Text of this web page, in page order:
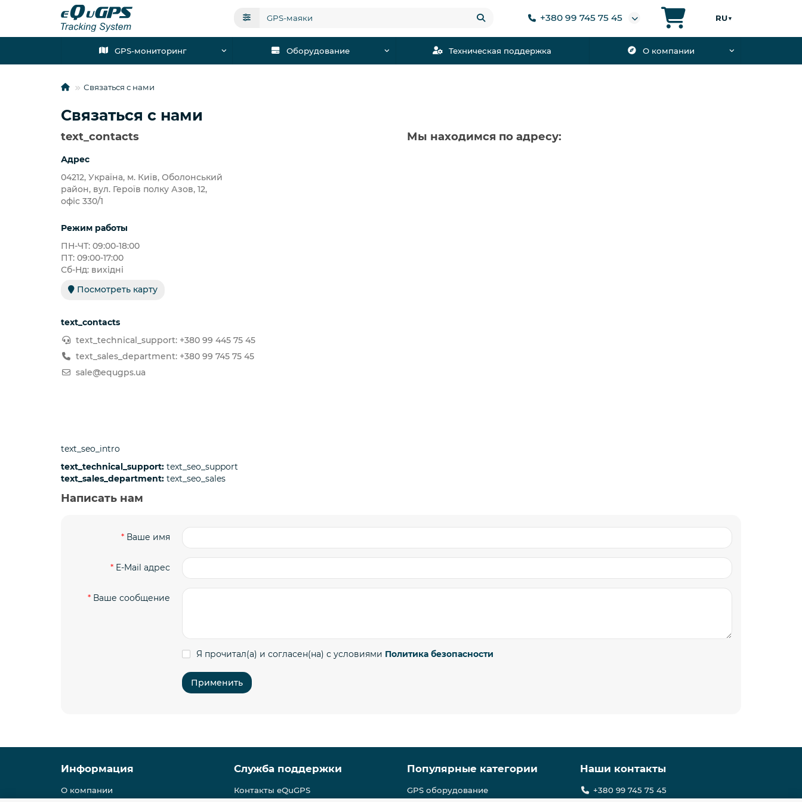
+380 99 745 75 45 RU▼
GPS-мониторинг Оборудование Техническая поддержка О компании
Связаться с нами
Связаться с нами
text_contacts
Адрес
04212, Україна, м. Київ, Оболонський
район, вул. Героїв полку Азов, 12,
офіс 330/1
Режим работы
ПН-ЧТ: 09:00-18:00
ПТ: 09:00-17:00
Сб-Нд: вихідні
Посмотреть карту
text_contacts
text_technical_support: +380 99 445 75 45
text_sales_department: +380 99 745 75 45
sale@equgps.ua
Мы находимся по адресу:
text_seo_intro
text_technical_support: text_seo_support
text_sales_department: text_seo_sales
Написать нам
Ваше имя
E-Mail адрес
Ваше сообщение
Я прочитал(а) и согласен(на) с условиями Политика безопасности
Применить
Информация
О компании
Служба поддержки
Контакты eQuGPS
Популярные категории
GPS оборудование
Наши контакты
+380 99 745 75 45